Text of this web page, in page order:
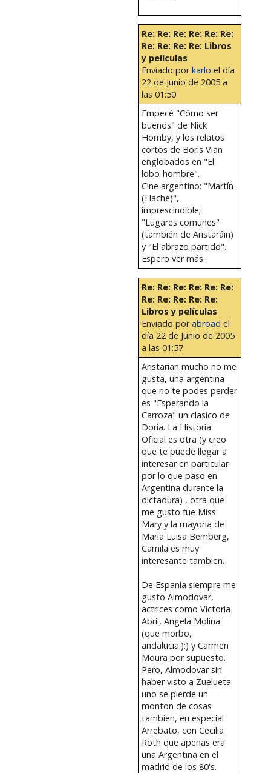
Re: Re: Re: Re: Re: Re:
Re: Re: Re: Re: Libros
y películas
Enviado porkarlo el día
22 de Junio de 2005 a
las 01:50
Empecé "Cómo ser
buenos" de Nick
Hornby, y los relatos
cortos de Boris Vian
englobados en "El
lobo-hombre".
Cine argentino: "Martín
(Hache)",
imprescindible;
"Lugares comunes"
(también de Aristaráin)
y "El abrazo partido".
Espero ver más.
Re: Re: Re: Re: Re: Re:
Re: Re: Re: Re: Re:
Libros y películas
Enviado porabroad el
día 22 de Junio de 2005
a las 01:57
Aristarian mucho no me
gusta, una argentina
que no te podes perder
es "Esperando la
Carroza" un clasico de
Doria. La Historia
Oficial es otra (y creo
que te puede llegar a
interesar en particular
por lo que paso en
Argentina durante la
dictadura) , otra que
me gusto fue Miss
Mary y la mayoria de
Maria Luisa Bemberg,
Camila es muy
interesante tambien.
De Espania siempre me
gusto Almodovar,
actrices como Victoria
Abril, Angela Molina
(que morbo,
andalucia:):) y Carmen
Moura por supuesto.
Pero, Almodovar sin
haber visto a Zuelueta
uno se pierde un
monton de cosas
tambien, en especial
Arrebato, con Cecilia
Roth que apenas era
una Argentina en el
madrid de los 80's.